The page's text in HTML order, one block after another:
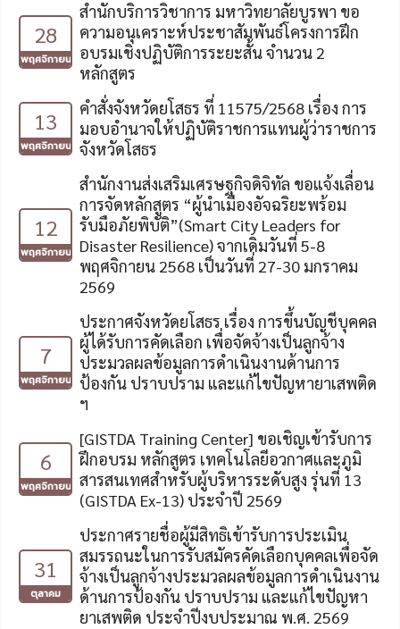
28
พฤศจิกายน
สำนักบริการวิชาการ มหาวิทยาลัยบูรพา ขอ
ความอนุเคราะห์ประชาสัมพันธ์โครงการฝึก
อบรมเชิงปฏิบัติการระยะสั้น จำนวน 2
หลักสูตร
13
พฤศจิกายน
คำสั่งจังหวัดยโสธร ที่ 11575/2568 เรื่อง การ
มอบอำนาจให้ปฏิบัติราชการแทนผู้ว่าราชการ
จังหวัดโสธร
12
พฤศจิกายน
สำนักงานส่งเสริมเศรษฐกิจดิจิทัล ขอแจ้งเลื่อน
การจัดหลักสูตร “ผู้นำเมืองอัจฉริยะพร้อม
รับมือภัยพิบัติ”(Smart City Leaders for
Disaster Resilience) จากเดิมวันที่ 5-8
พฤศจิกายน 2568 เป็นวันที่ 27-30 มกราคม
2569
7
พฤศจิกายน
ประกาศจังหวัดยโสธร เรื่อง การขึ้นบัญชีบุคคล
ผู้ได้รับการคัดเลือก เพื่อจัดจ้างเป็นลูกจ้าง
ประมวลผลข้อมูลการดำเนินงานด้านการ
ป้องกัน ปราบปราม และแก้ไขปัญหายาเสพติด
ฯ
6
พฤศจิกายน
[GISTDA Training Center] ขอเชิญเข้ารับการ
ฝึกอบรม หลักสูตร เทคโนโลยีอวกาศและภูมิ
สารสนเทศสำหรับผู้บริหารระดับสูง รุ่นที่ 13
(GISTDA Ex-13) ประจำปี 2569
31
ตุลาคม
ประกาศรายชื่อผู้มีสิทธิเข้ารับการประเมิน
สมรรถนะในการรับสมัครคัดเลือกบุคคลเพื่อจัด
จ้างเป็นลูกจ้างประมวลผลข้อมูลการดำเนินงาน
ด้านการป้องกัน ปราบปราม และแก้ไขปัญหา
ยาเสพติด ประจำปีงบประมาณ พ.ศ. 2569